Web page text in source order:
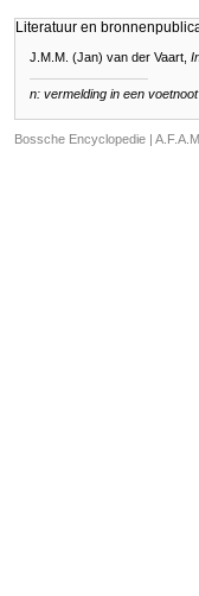
Literatuur en
J.M.M. (Jan) van der Vaart,
n: vermelding in een voetnoot
Bossche Encyclopedie |